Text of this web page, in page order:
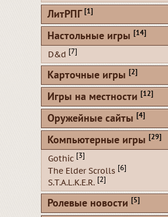
ЛитРПГ [1]
Настольные игры [14]
D&d [7]
Карточные игры [2]
Игры на местности [12]
Оружейные сайты [4]
Компьютерные игры [29]
Gothic [3]
The Elder Scrolls [6]
S.T.A.L.K.E.R. [2]
Ролевые новости [5]